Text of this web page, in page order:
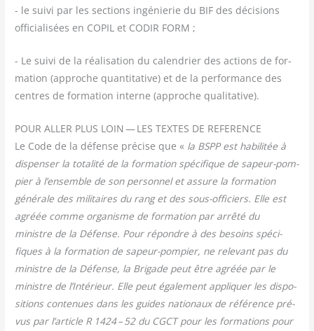
- le sui­vi par les sec­tions ingé­nie­rie du BIF des déci­sions
offi­cia­li­sées en COPIL et CODIR FORM ;
- Le sui­vi de la réa­li­sa­tion du calen­drier des actions de for­
ma­tion (approche quan­ti­ta­tive) et de la per­for­mance des
centres de for­ma­tion interne (approche qualitative).
POUR ALLER PLUS LOIN — LES TEXTES DE REFERENCE
Le Code de la défense pré­cise que « la BSPP est habi­li­tée à
dis­pen­ser la tota­li­té de la for­ma­tion spé­ci­fique de sapeur-pom­
pier à l’ensemble de son per­son­nel et assure la for­ma­tion
géné­rale des mili­taires du rang et des sous-offi­ciers. Elle est
agréée comme orga­nisme de for­ma­tion par arrê­té du
ministre de la Défense. Pour répondre à des besoins spé­ci­
fiques à la for­ma­tion de sapeur-pom­pier, ne rele­vant pas du
ministre de la Défense, la Bri­gade peut être agréée par le
ministre de l’Intérieur. Elle peut éga­le­ment appli­quer les dis­po­
si­tions conte­nues dans les guides natio­naux de réfé­rence pré­
vus par l’article R 1424 – 52 du CGCT pour les for­ma­tions pour